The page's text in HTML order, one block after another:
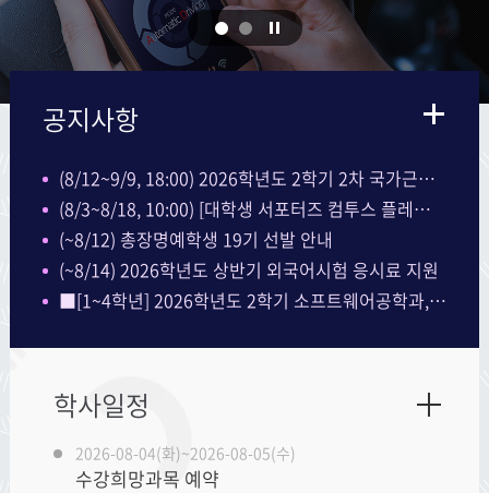
공지사항
(8/12~9/9, 18:00) 2026학년도 2학기 2차 국가근로장학금 학생 신청 기간 안내
(8/3~8/18, 10:00) [대학생 서포터즈 컴투스 플레이어 16기 모집]
(~8/12) 총장명예학생 19기 선발 안내
(~8/14) 2026학년도 상반기 외국어시험 응시료 지원
■[1~4학년] 2026학년도 2학기 소프트웨어공학과,소프트웨어공학전공 수강신청 안내
학사일정
2026-08-04(화)~2026-08-05(수)
수강희망과목 예약